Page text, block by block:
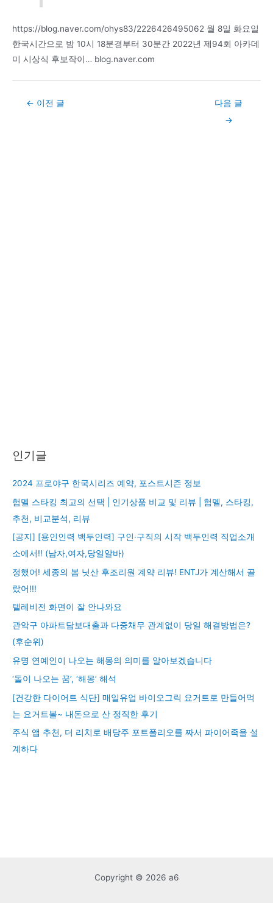
https://blog.naver.com/ohys83/2226426495062 월 8일 화요일
한국시간으로 밤 10시 18분경부터 30분간 2022년 제94회 아카데
미 시상식 후보작이… blog.naver.com
Post← 이전 글
다음 글
→
인기글
2024 프로야구 한국시리즈 예약, 포스트시즌 정보
험멜 스타킹 최고의 선택 | 인기상품 비교 및 리뷰 | 험멜, 스타킹,
추천, 비교분석, 리뷰
[공지] [용인인력 백두인력] 구인·구직의 시작 백두인력 직업소개
소에서!! (남자,여자,당일알바)
정했어! 세종의 봄 닛산 후조리원 계약 리뷰! ENTJ가 계산해서 골
랐어!!!
텔레비전 화면이 잘 안나와요
관악구 아파트담보대출과 다중채무 관계없이 당일 해결방법은?
(후순위)
유명 연예인이 나오는 해몽의 의미를 알아보겠습니다
‘돌이 나오는 꿈’, ‘해몽’ 해석
[건강한 다이어트 식단] 매일유업 바이오그릭 요거트로 만들어먹
는 요거트볼~ 내돈으로 산 정직한 후기
주식 앱 추천, 더 리치로 배당주 포트폴리오를 짜서 파이어족을 설
계하다
Copyright © 2026 a6